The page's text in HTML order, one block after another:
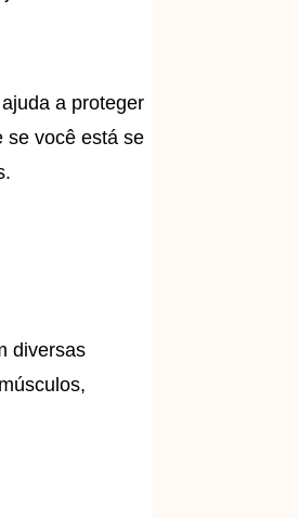
a proteger
se você está se
diversas